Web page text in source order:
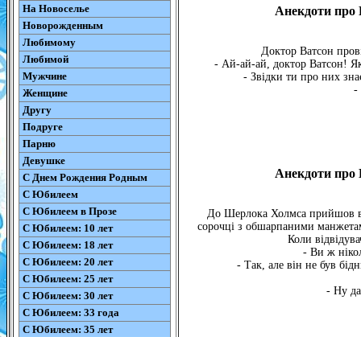
На Новоселье
Новорожденным
Любимому
Любимой
Мужчине
Женщине
Другу
Подруге
Парню
Девушке
С Днем Рождения Родным
С Юбилеем
С Юбилеем в Прозе
С Юбилеем: 10 лет
С Юбилеем: 18 лет
С Юбилеем: 20 лет
С Юбилеем: 25 лет
С Юбилеем: 30 лет
С Юбилеем: 33 года
С Юбилеем: 35 лет
Анекдоти про
Доктор Ватсон
- Ай-ай-ай, доктор Ватсон!
- Звідки ти про них
-
Анекдоти про
До Шерлока Холмса прийшов
сорочці з обшарпаними
Коли
- Ви ж
- Так, але він не був
- Ну